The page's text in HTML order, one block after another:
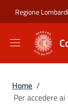
Regione
Briciole
Home /
Per accedere